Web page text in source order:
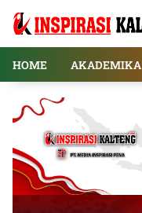
HOME
AKADEMIKA